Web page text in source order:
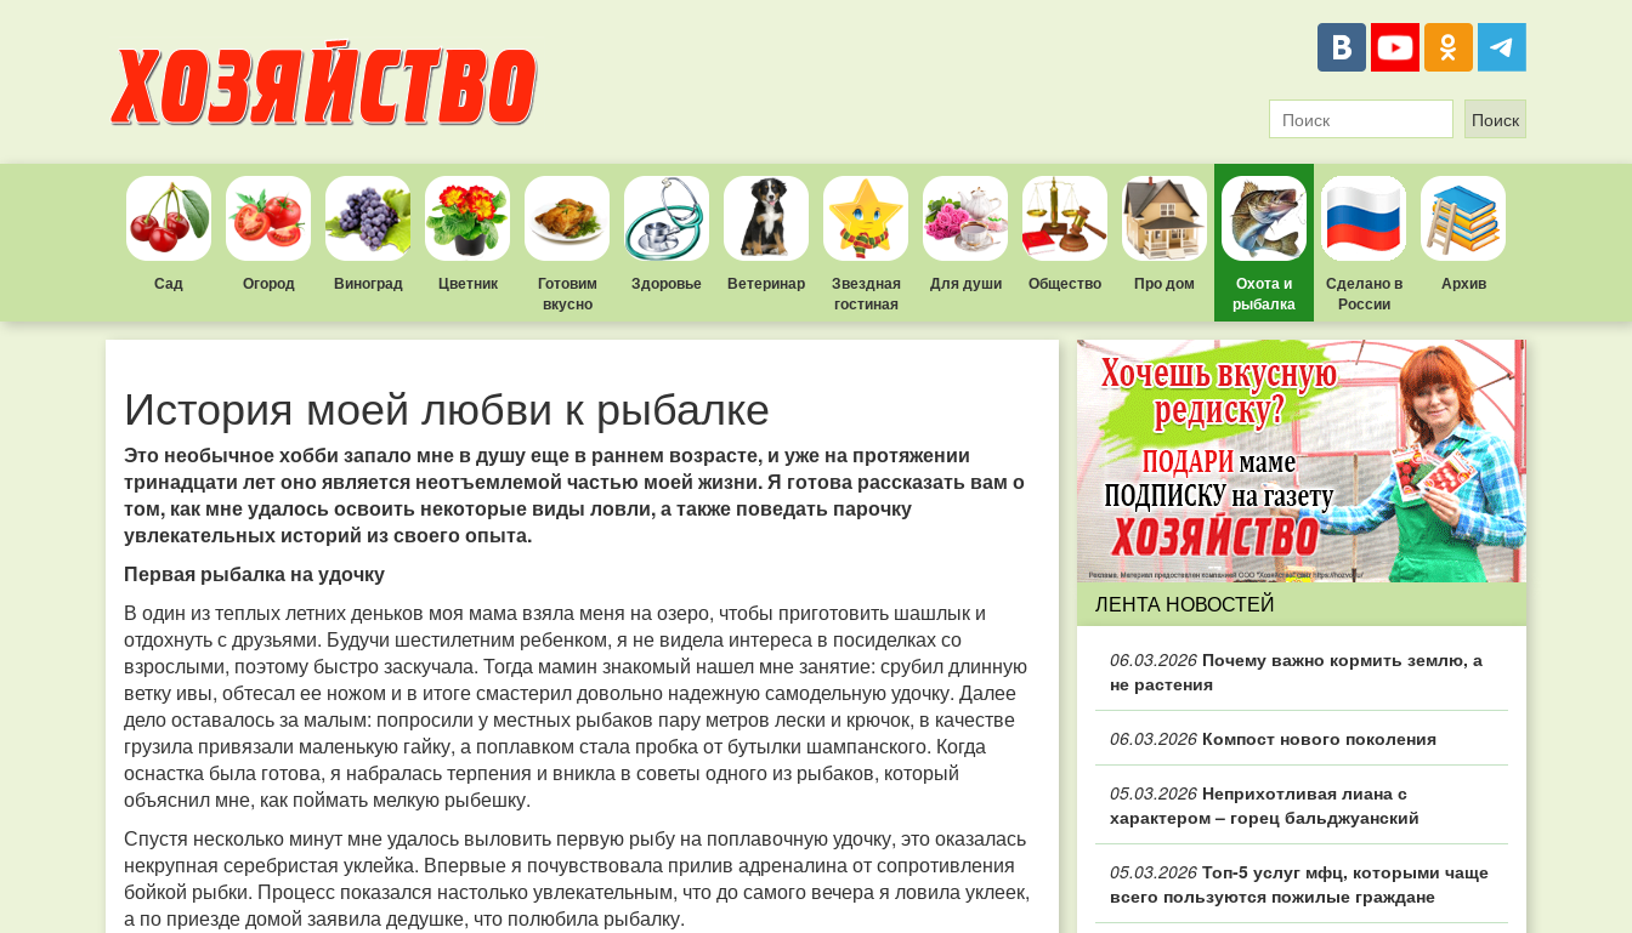
Сад Огород Виноград Цветник
Готовим
вкусно
Здоровье Ветеринар
Звездная
гостиная
Для души Общество Про дом
Охота и
рыбалка
Сделано в
России
Архив
История моей любви к рыбалке
Это необычное хобби запало мне в душу еще в раннем возрасте, и уже на протяжении
тринадцати лет оно является неотъемлемой частью моей жизни. Я готова рассказать вам о
том, как мне удалось освоить некоторые виды ловли, а также поведать парочку
увлекательных историй из своего опыта.
Первая рыбалка на удочку
В один из теплых летних деньков моя мама взяла меня на озеро, чтобы приготовить шашлык и
отдохнуть с друзьями. Будучи шестилетним ребенком, я не видела интереса в посиделках со
взрослыми, поэтому быстро заскучала. Тогда мамин знакомый нашел мне занятие: срубил длинную
ветку ивы, обтесал ее ножом и в итоге смастерил довольно надежную самодельную удочку. Далее
дело оставалось за малым: попросили у местных рыбаков пару метров лески и крючок, в качестве
грузила привязали маленькую гайку, а поплавком стала пробка от бутылки шампанского. Когда
оснастка была готова, я набралась терпения и вникла в советы одного из рыбаков, который
объяснил мне, как поймать мелкую рыбешку.
Спустя несколько минут мне удалось выловить первую рыбу на поплавочную удочку, это оказалась
некрупная серебристая уклейка. Впервые я почувствовала прилив адреналина от сопротивления
бойкой рыбки. Процесс показался настолько увлекательным, что до самого вечера я ловила уклеек,
а по приезде домой заявила дедушке, что полюбила рыбалку.
ЛЕНТА НОВОСТЕЙ
06.03.2026 Почему важно кормить землю, а
не растения
06.03.2026 Компост нового поколения
05.03.2026 Неприхотливая лиана с
характером – горец бальджуанский
05.03.2026 Топ‑5 услуг мфц, которыми чаще
всего пользуются пожилые граждане